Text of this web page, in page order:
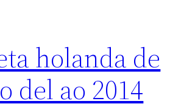
holanda de
del ao 2014